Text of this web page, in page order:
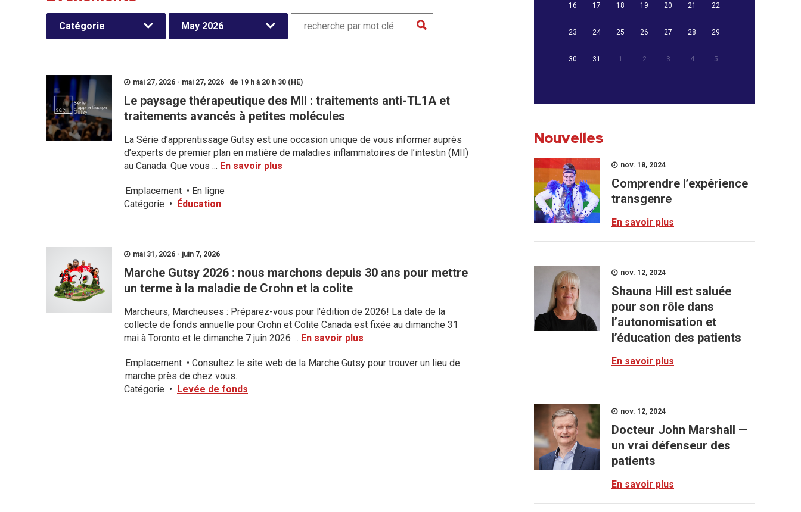
Catégorie May 2026
mai 27, 2026 - mai 27, 2026 de 19 h à 20 h 30 (HE)
Le paysage thérapeutique des MII : traitements anti-TL1A et
traitements avancés à petites molécules
La Série d’apprentissage Gutsy est une occasion unique de vous informer auprès
d’experts de premier plan en matière de maladies inflammatoires de l’intestin (MII)
au Canada. Que vous ... En savoir plus
Emplacement • En ligne
Catégorie • Éducation
mai 31, 2026 - juin 7, 2026
Marche Gutsy 2026 : nous marchons depuis 30 ans pour mettre
un terme à la maladie de Crohn et la colite
Marcheurs, Marcheuses : Préparez-vous pour l'édition de 2026! La date de la
collecte de fonds annuelle pour Crohn et Colite Canada est fixée au dimanche 31
mai à Toronto et le dimanche 7 juin 2026 ... En savoir plus
Emplacement • Consultez le site web de la Marche Gutsy pour trouver un lieu de
marche près de chez vous.
Catégorie • Levée de fonds
16 17 18 19 20 21 22
23 24 25 26 27 28 29
30 31 1 2 3 4 5
Nouvelles
nov. 18, 2024
Comprendre l’expérience
transgenre
En savoir plus
nov. 12, 2024
Shauna Hill est saluée
pour son rôle dans
l’autonomisation et
l’éducation des patients
En savoir plus
nov. 12, 2024
Docteur John Marshall —
un vrai défenseur des
patients
En savoir plus